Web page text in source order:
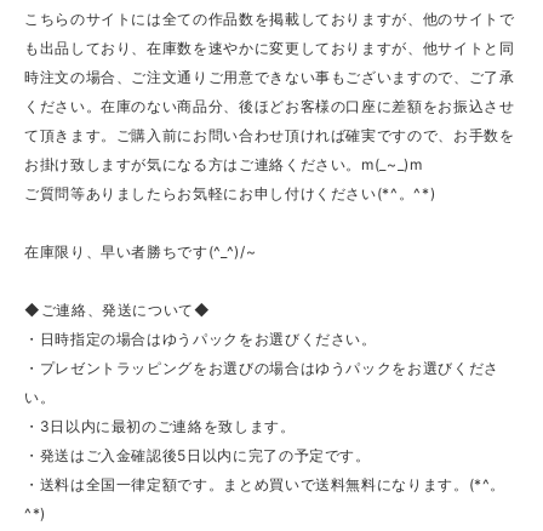
こちらのサイトには全ての作品数を掲載しておりますが、他のサイトで
も出品しており、在庫数を速やかに変更しておりますが、他サイトと同
時注文の場合、ご注文通りご用意できない事もございますので、ご了承
ください。在庫のない商品分、後ほどお客様の口座に差額をお振込させ
て頂きます。ご購入前にお問い合わせ頂ければ確実ですので、お手数を
お掛け致しますが気になる方はご連絡ください。m(_~_)m
ご質問等ありましたらお気軽にお申し付けください(*^。^*)
在庫限り、早い者勝ちです(^_^)/~
◆ご連絡、発送について◆
・日時指定の場合はゆうパックをお選びください。
・プレゼントラッピングをお選びの場合はゆうパックをお選びくださ
い。
・3日以内に最初のご連絡を致します。
・発送はご入金確認後5日以内に完了の予定です。
・送料は全国一律定額です。まとめ買いで送料無料になります。(*^。
^*)